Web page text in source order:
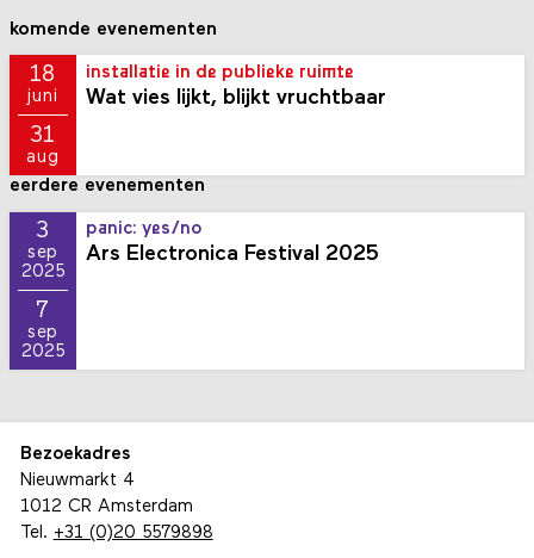
komende evenementen
18
juni
31
aug
installatie in de publieke ruimte
Wat vies lijkt, blijkt vruchtbaar
eerdere evenementen
3
sep
2025
7
sep
2025
panic: yes/no
Ars Electronica Festival 2025
Bezoekadres
Nieuwmarkt 4
1012 CR Amsterdam
Tel. +31 (0)20 5579898